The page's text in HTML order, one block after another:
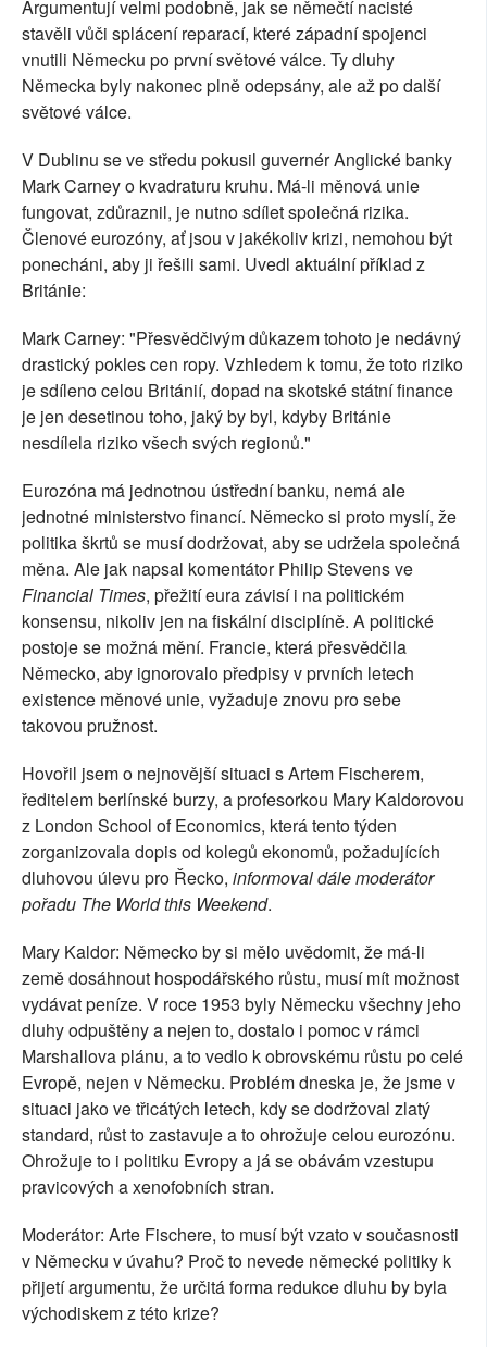
Argumentují velmi podobně, jak se němečtí nacisté
stavěli vůči splácení reparací, které západní spojenci
vnutili Německu po první světové válce. Ty dluhy
Německa byly nakonec plně odepsány, ale až po další
světové válce.
V Dublinu se ve středu pokusil guvernér Anglické banky
Mark Carney o kvadraturu kruhu. Má-li měnová unie
fungovat, zdůraznil, je nutno sdílet společná rizika.
Členové eurozóny, ať jsou v jakékoliv krizi, nemohou být
ponecháni, aby ji řešili sami. Uvedl aktuální příklad z
Británie:
Mark Carney: "Přesvědčivým důkazem tohoto je nedávný
drastický pokles cen ropy. Vzhledem k tomu, že toto riziko
je sdíleno celou Británií, dopad na skotské státní finance
je jen desetinou toho, jaký by byl, kdyby Británie
nesdílela riziko všech svých regionů."
Eurozóna má jednotnou ústřední banku, nemá ale
jednotné ministerstvo financí. Německo si proto myslí, že
politika škrtů se musí dodržovat, aby se udržela společná
měna. Ale jak napsal komentátor Philip Stevens ve
Financial Times, přežití eura závisí i na politickém
konsensu, nikoliv jen na fiskální disciplíně. A politické
postoje se možná mění. Francie, která přesvědčila
Německo, aby ignorovalo předpisy v prvních letech
existence měnové unie, vyžaduje znovu pro sebe
takovou pružnost.
Hovořil jsem o nejnovější situaci s Artem Fischerem,
ředitelem berlínské burzy, a profesorkou Mary Kaldorovou
z London School of Economics, která tento týden
zorganizovala dopis od kolegů ekonomů, požadujících
dluhovou úlevu pro Řecko, informoval dále moderátor
pořadu The World this Weekend.
Mary Kaldor: Německo by si mělo uvědomit, že má-li
země dosáhnout hospodářského růstu, musí mít možnost
vydávat peníze. V roce 1953 byly Německu všechny jeho
dluhy odpuštěny a nejen to, dostalo i pomoc v rámci
Marshallova plánu, a to vedlo k obrovskému růstu po celé
Evropě, nejen v Německu. Problém dneska je, že jsme v
situaci jako ve třicátých letech, kdy se dodržoval zlatý
standard, růst to zastavuje a to ohrožuje celou eurozónu.
Ohrožuje to i politiku Evropy a já se obávám vzestupu
pravicových a xenofobních stran.
Moderátor: Arte Fischere, to musí být vzato v současnosti
v Německu v úvahu? Proč to nevede německé politiky k
přijetí argumentu, že určitá forma redukce dluhu by byla
východiskem z této krize?